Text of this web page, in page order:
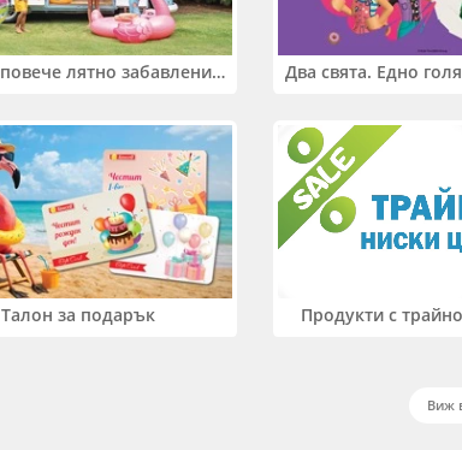
Двойно повече лятно забавление! Купи 2 продукта INTEX и вземи -33%
Талон за подарък Продукти с
Виж